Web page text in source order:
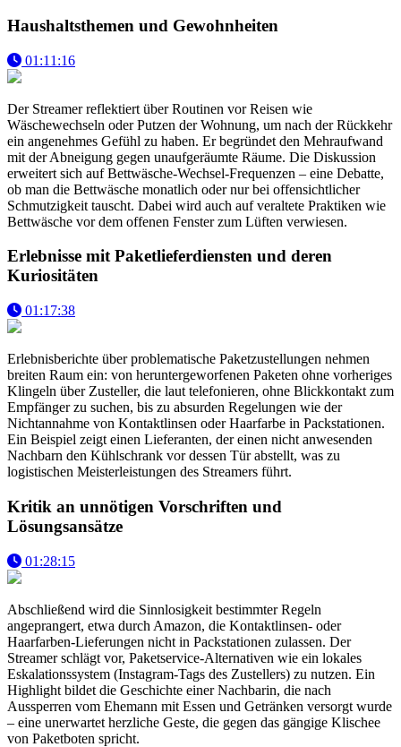
Haushaltsthemen und Gewohnheiten
01:11:16
Der Streamer reflektiert über Routinen vor Reisen wie
Wäschewechseln oder Putzen der Wohnung, um nach der Rückkehr
ein angenehmes Gefühl zu haben. Er begründet den Mehraufwand
mit der Abneigung gegen unaufgeräumte Räume. Die Diskussion
erweitert sich auf Bettwäsche-Wechsel-Frequenzen – eine Debatte,
ob man die Bettwäsche monatlich oder nur bei offensichtlicher
Schmutzigkeit tauscht. Dabei wird auch auf veraltete Praktiken wie
Bettwäsche vor dem offenen Fenster zum Lüften verwiesen.
Erlebnisse mit Paketlieferdiensten und deren
Kuriositäten
01:17:38
Erlebnisberichte über problematische Paketzustellungen nehmen
breiten Raum ein: von heruntergeworfenen Paketen ohne vorheriges
Klingeln über Zusteller, die laut telefonieren, ohne Blickkontakt zum
Empfänger zu suchen, bis zu absurden Regelungen wie der
Nichtannahme von Kontaktlinsen oder Haarfarbe in Packstationen.
Ein Beispiel zeigt einen Lieferanten, der einen nicht anwesenden
Nachbarn den Kühlschrank vor dessen Tür abstellt, was zu
logistischen Meisterleistungen des Streamers führt.
Kritik an unnötigen Vorschriften und
Lösungsansätze
01:28:15
Abschließend wird die Sinnlosigkeit bestimmter Regeln
angeprangert, etwa durch Amazon, die Kontaktlinsen- oder
Haarfarben-Lieferungen nicht in Packstationen zulassen. Der
Streamer schlägt vor, Paketservice-Alternativen wie ein lokales
Eskalationssystem (Instagram-Tags des Zustellers) zu nutzen. Ein
Highlight bildet die Geschichte einer Nachbarin, die nach
Aussperren vom Ehemann mit Essen und Getränken versorgt wurde
– eine unerwartet herzliche Geste, die gegen das gängige Klischee
von Paketboten spricht.